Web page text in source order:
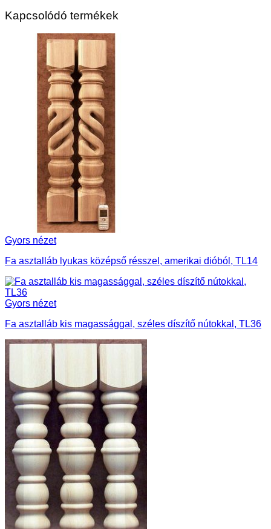
Kapcsolódó termékek
Gyors nézet
Fa asztalláb lyukas középső résszel, amerikai dióból, TL14
Gyors nézet
Fa asztalláb kis magassággal, széles díszítő nútokkal, TL36